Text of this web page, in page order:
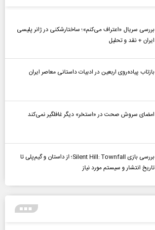
بررسی سریال «اعتراف می‌کنم»؛ ساختارشکنی در ژانر پلیسی
ایران + نقد و تحلیل
بازتاب پیاده‌روی اربعین در ادبیات داستانی معاصر ایران
امضای سروش صحت در «استخر» دیگر غافلگیر نمی‌کند
بررسی بازی Silent Hill: Townfall؛ از داستان و گیم‌پلی تا
تاریخ انتشار و سیستم مورد نیاز